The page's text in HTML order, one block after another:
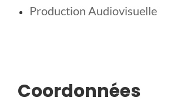
Production Audiovisuelle
Coordonnées